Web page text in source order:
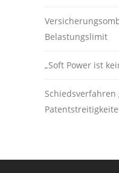
Belastungslimit
„Soft Power ist